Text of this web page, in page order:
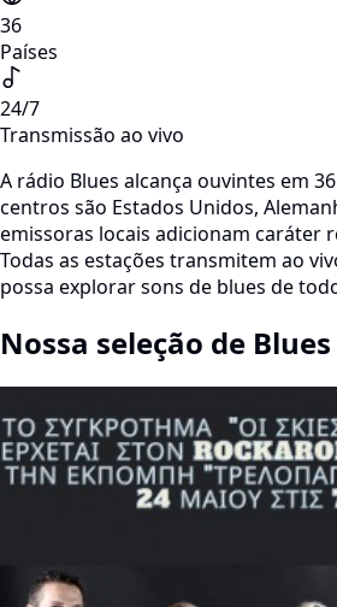
36
Países
24/7
Transmissão ao vivo
A rádio Blues alcança ouvintes em
centros são Estados Unidos,
emissoras locais adicionam caráter
Todas as estações transmitem ao
possa explorar sons de blues de
Nossa seleção de Blues